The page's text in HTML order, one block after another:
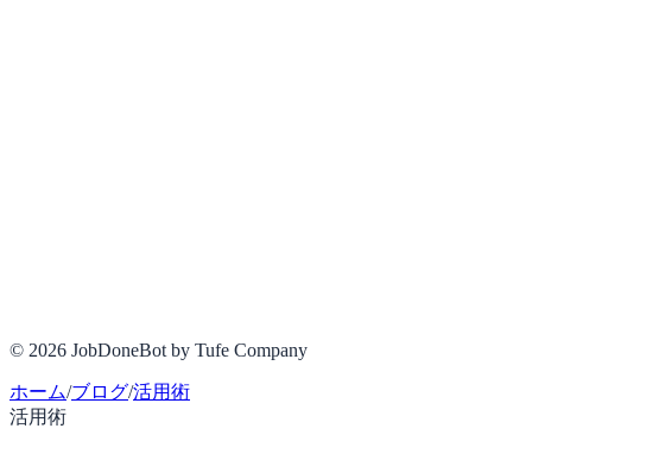
© 2026 JobDoneBot by Tufe Company
ホーム/ブログ/活用術
活用術